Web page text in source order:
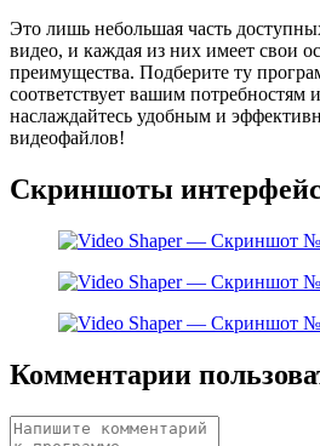
Это лишь небольшая часть
видео, и каждая из них имеет свои
преимущества. Подберите ту
соответствует вашим потребностям
наслаждайтесь удобным и
видеофайлов!
Скриншоты
Комментарии